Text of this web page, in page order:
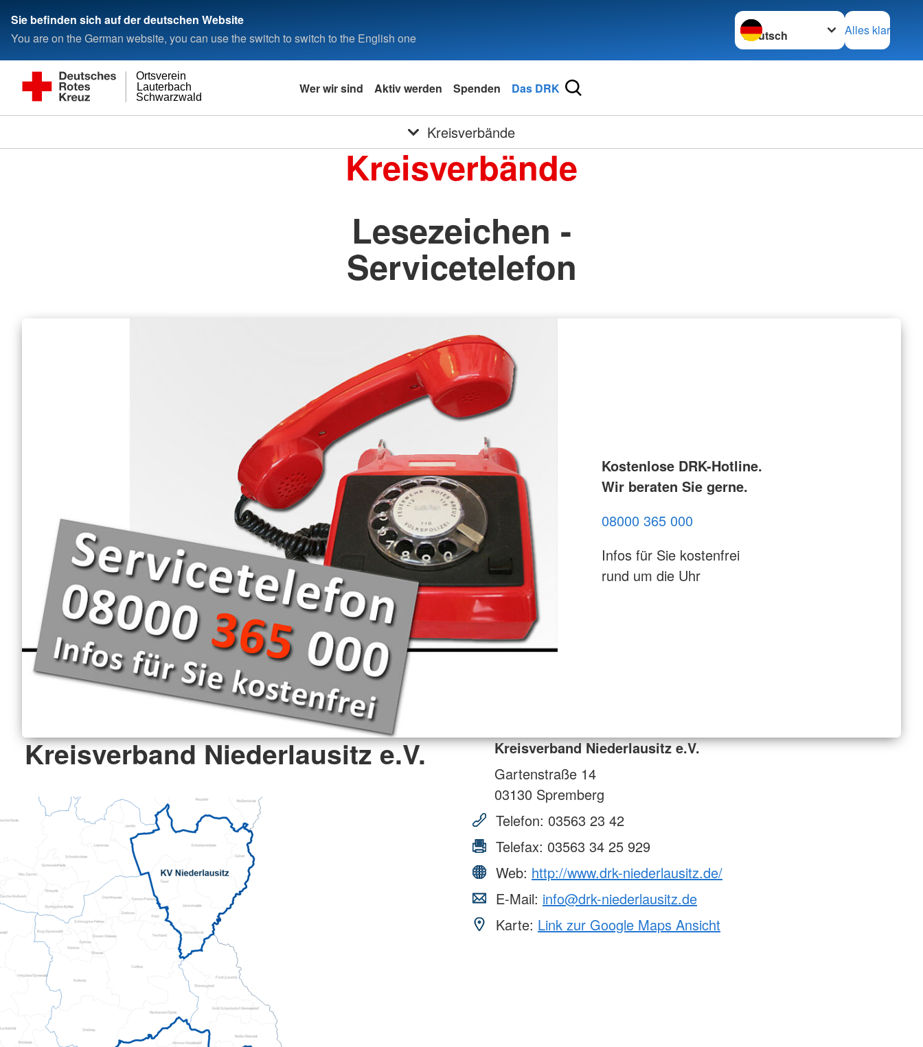
Sie befinden sich auf der deutschen Website
You are on the German website, you can use the switch to switch to the English one
Sprache wechseln zu
Alles klar
Schwarzwald
Lauterbach
Ortsverein
Wer wir sind Aktiv werden Spenden Das DRK
Kreisverbände
Kreisverbände
Lesezeichen -
Servicetelefon
Kostenlose DRK-Hotline.
Wir beraten Sie gerne.
08000 365 000
Infos für Sie kostenfrei
rund um die Uhr
Kreisverband Niederlausitz e.V.
Kreisverband Niederlausitz e.V.
Gartenstraße 14
03130 Spremberg
Telefon: 03563 23 42
Telefax: 03563 34 25 929
Web: http://www.drk-niederlausitz.de/
E-Mail: info@drk-niederlausitz.de
Karte: Link zur Google Maps Ansicht